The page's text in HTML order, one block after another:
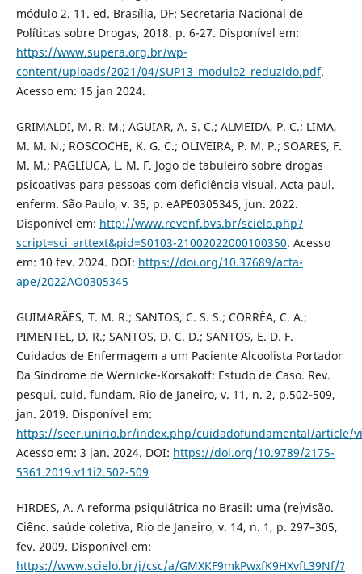
módulo 2. 11. ed. Brasília, DF: Secretaria Nacional de
Políticas sobre Drogas, 2018. p. 6-27. Disponível em:
https://www.supera.org.br/wp-
content/uploads/2021/04/SUP13_modulo2_reduzido.pdf.
Acesso em: 15 jan 2024.
GRIMALDI, M. R. M.; AGUIAR, A. S. C.; ALMEIDA, P. C.; LIMA,
M. M. N.; ROSCOCHE, K. G. C.; OLIVEIRA, P. M. P.; SOARES, F.
M. M.; PAGLIUCA, L. M. F. Jogo de tabuleiro sobre drogas
psicoativas para pessoas com deficiência visual. Acta paul.
enferm. São Paulo, v. 35, p. eAPE0305345, jun. 2022.
Disponível em: http://www.revenf.bvs.br/scielo.php?
script=sci_arttext&pid=S0103-21002022000100350. Acesso
em: 10 fev. 2024. DOI: https://doi.org/10.37689/acta-
ape/2022AO0305345
GUIMARÃES, T. M. R.; SANTOS, C. S. S.; CORRÊA, C. A.;
PIMENTEL, D. R.; SANTOS, D. C. D.; SANTOS, E. D. F.
Cuidados de Enfermagem a um Paciente Alcoolista Portador
Da Síndrome de Wernicke-Korsakoff: Estudo de Caso. Rev.
pesqui. cuid. fundam. Rio de Janeiro, v. 11, n. 2, p.502-509,
jan. 2019. Disponível em:
https://seer.unirio.br/index.php/cuidadofundamental/article/
Acesso em: 3 jan. 2024. DOI: https://doi.org/10.9789/2175-
5361.2019.v11i2.502-509
HIRDES, A. A reforma psiquiátrica no Brasil: uma (re)visão.
Ciênc. saúde coletiva, Rio de Janeiro, v. 14, n. 1, p. 297–305,
fev. 2009. Disponível em:
https://www.scielo.br/j/csc/a/GMXKF9mkPwxfK9HXvfL39Nf/?